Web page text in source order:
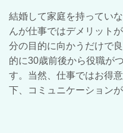
結婚して家庭を持ってい
んが仕事ではデメリット
分の目的に向かうだけで
的に30歳前後から役職が
す。当然、仕事ではお得
下、コミュニケーション